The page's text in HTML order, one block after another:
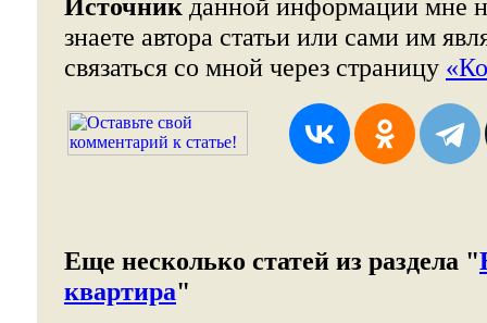
Источник данной информации мне
знаете автора статьи или сами им
связаться со мной через страницу
Еще несколько статей из раздела "
квартира"